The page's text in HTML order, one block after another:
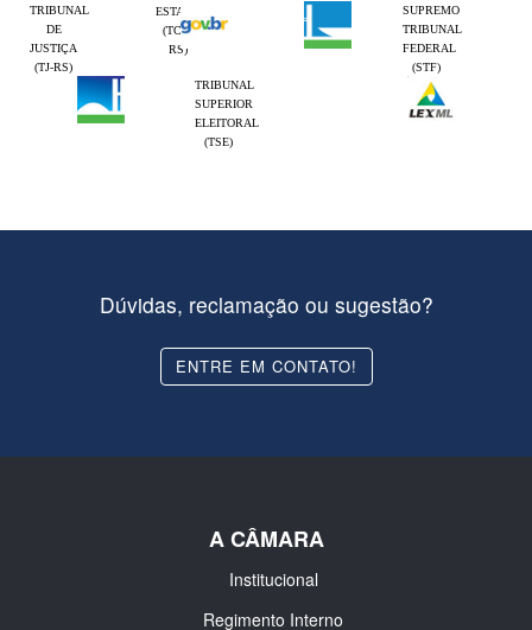
ESTADO
(TCE-
RS)
TRIBUNAL
DE
JUSTIÇA
(TJ-RS)
SUPREMO
TRIBUNAL
FEDERAL
(STF)
TRIBUNAL
SUPERIOR
ELEITORAL
(TSE)
Dúvidas, reclamação ou sugestão?
ENTRE EM CONTATO!
A CÂMARA
Institucional
Regimento Interno